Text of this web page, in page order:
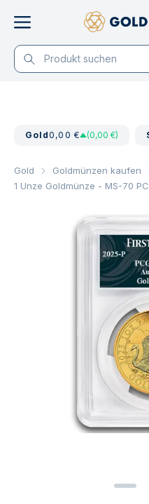
Gold0,00 € (0,00 €)
Gold Goldmünzen kaufen
1 Unze Goldmünze - MS-70